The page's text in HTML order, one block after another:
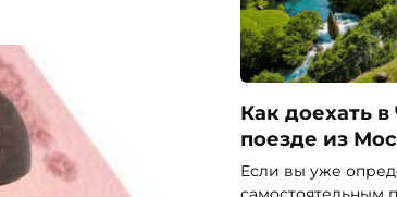
Как доехать
поезде из
Если вы уже